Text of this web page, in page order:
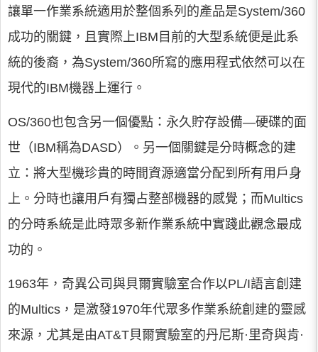
讓單一作業系統適用於整個系列的產品是System/360
成功的關鍵，且實際上IBM目前的大型系統便是此系
統的後裔，為System/360所寫的應用程式依然可以在
現代的IBM機器上運行。
OS/360也包含另一個優點：永久貯存設備—硬碟的面
世（IBM稱為DASD）。另一個關鍵是分時概念的建
立：將大型機珍貴的時間資源適當分配到所有用戶身
上。分時也讓用戶有獨占整部機器的感覺；而Multics
的分時系統是此時眾多新作業系統中實踐此觀念最成
功的。
1963年，奇異公司與貝爾實驗室合作以PL/I語言創建
的Multics，是激發1970年代眾多作業系統創建的靈感
來源，尤其是由AT&T貝爾實驗室的丹尼斯·里奇與肯·